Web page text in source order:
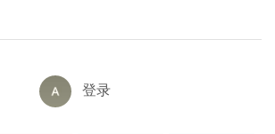
登录